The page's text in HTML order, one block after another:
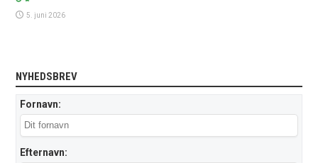
5. juni 2026
NYHEDSBREV
Fornavn:
Efternavn: